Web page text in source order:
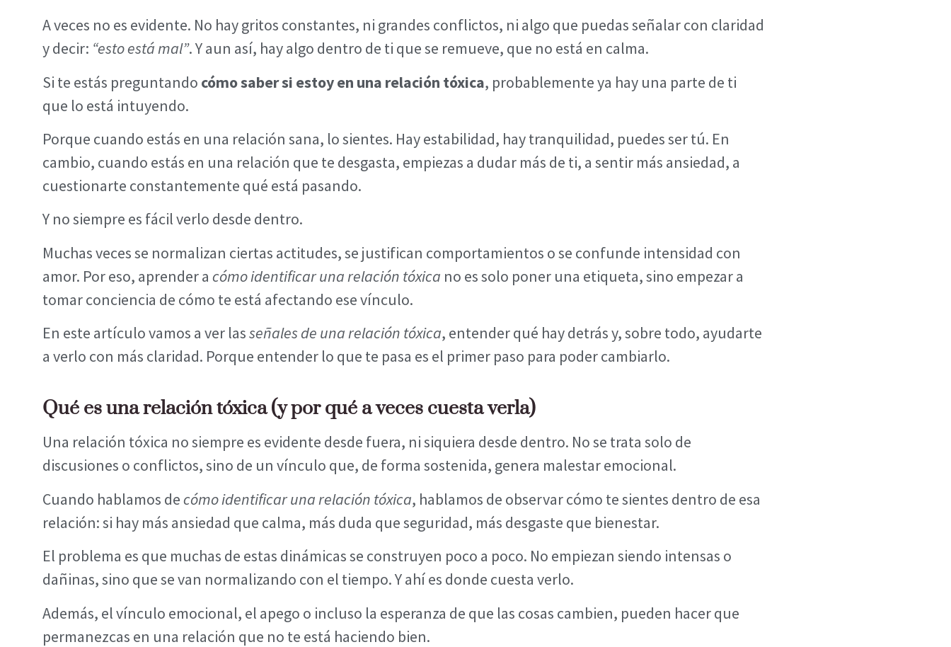
A veces no es evidente. No hay gritos constantes, ni grandes conflictos, ni algo que puedas señalar con claridad
y decir: “esto está mal”. Y aun así, hay algo dentro de ti que se remueve, que no está en calma.
Si te estás preguntando cómo saber si estoy en una relación tóxica, probablemente ya hay una parte de ti
que lo está intuyendo.
Porque cuando estás en una relación sana, lo sientes. Hay estabilidad, hay tranquilidad, puedes ser tú. En
cambio, cuando estás en una relación que te desgasta, empiezas a dudar más de ti, a sentir más ansiedad, a
cuestionarte constantemente qué está pasando.
Y no siempre es fácil verlo desde dentro.
Muchas veces se normalizan ciertas actitudes, se justifican comportamientos o se confunde intensidad con
amor. Por eso, aprender a cómo identificar una relación tóxica no es solo poner una etiqueta, sino empezar a
tomar conciencia de cómo te está afectando ese vínculo.
En este artículo vamos a ver lasseñales de una relación tóxica, entender qué hay detrás y, sobre todo, ayudarte
a verlo con más claridad. Porque entender lo que te pasa es el primer paso para poder cambiarlo.
Qué es una relación tóxica (y por qué a veces cuesta verla)
Una relación tóxica no siempre es evidente desde fuera, ni siquiera desde dentro. No se trata solo de
discusiones o conflictos, sino de un vínculo que, de forma sostenida, genera malestar emocional.
Cuando hablamos decómo identificar una relación tóxica, hablamos de observar cómo te sientes dentro de esa
relación: si hay más ansiedad que calma, más duda que seguridad, más desgaste que bienestar.
El problema es que muchas de estas dinámicas se construyen poco a poco. No empiezan siendo intensas o
dañinas, sino que se van normalizando con el tiempo. Y ahí es donde cuesta verlo.
Además, el vínculo emocional, el apego o incluso la esperanza de que las cosas cambien, pueden hacer que
permanezcas en una relación que no te está haciendo bien.